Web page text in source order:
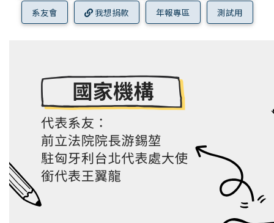
系友會 我想捐款 年報專區 測試用